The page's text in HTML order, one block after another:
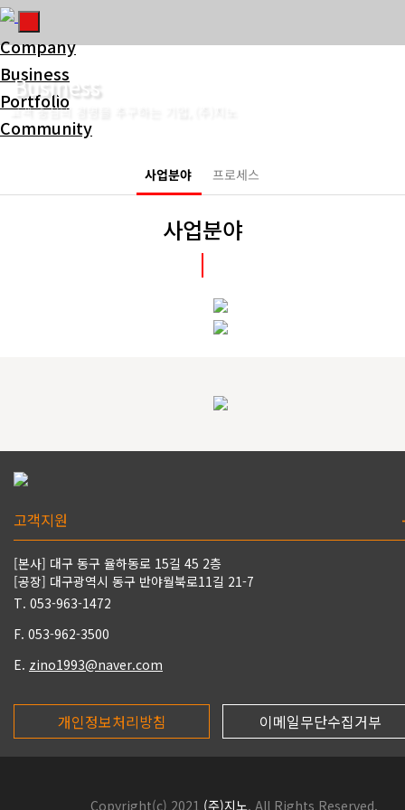
Company
Business
Portfolio
Community
Business
고객 중심의 경영을 추구하는 기업, (주)지노
사업분야 프로세스
사업분야
고객지원
[본사] 대구 동구 율하동로 15길 45 2층
[공장] 대구광역시 동구 반야월북로11길 21-7
T. 053-963-1472
F. 053-962-3500
E. zino1993@naver.com
개인정보처리방침 이메일무단수집거부
Copyright(c) 2021 (주)지노. All Rights Reserved.